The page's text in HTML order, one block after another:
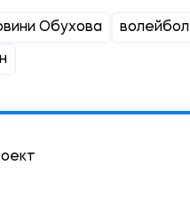
Обухова волейбол